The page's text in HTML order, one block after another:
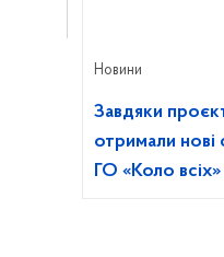
Новини
Завдяки
отримали нові
ГО «Коло всіх»